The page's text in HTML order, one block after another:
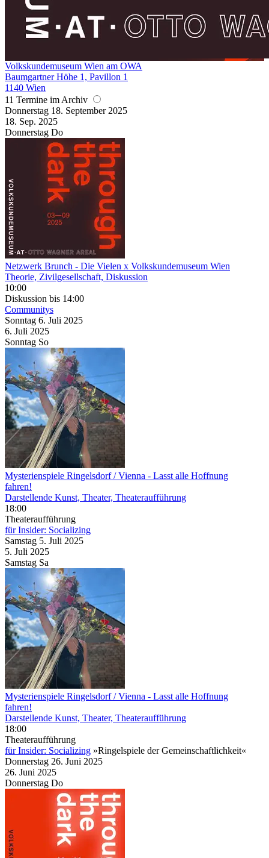
Volkskundemuseum Wien am OWA
Baumgartner Höhe 1, Pavillon 1
1140 Wien
11 Termine im Archiv
Donnerstag 18. September 2025
18. Sep. 2025
Donnerstag Do
Netzwerk Brunch - Die Vielen x Volkskundemuseum Wien
Theorie, Zivilgesellschaft, Diskussion
10:00
Diskussion bis 14:00
Communitys
Sonntag 6. Juli 2025
6. Juli 2025
Sonntag So
Mysterienspiele Ringelsdorf / Vienna - Lasst alle Hoffnung
fahren!
Darstellende Kunst, Theater, Theateraufführung
18:00
Theateraufführung
für Insider: Socializing
Samstag 5. Juli 2025
5. Juli 2025
Samstag Sa
Mysterienspiele Ringelsdorf / Vienna - Lasst alle Hoffnung
fahren!
Darstellende Kunst, Theater, Theateraufführung
18:00
Theateraufführung
für Insider: Socializing »Ringelspiele der Gemeinschaftlichkeit«
Donnerstag 26. Juni 2025
26. Juni 2025
Donnerstag Do